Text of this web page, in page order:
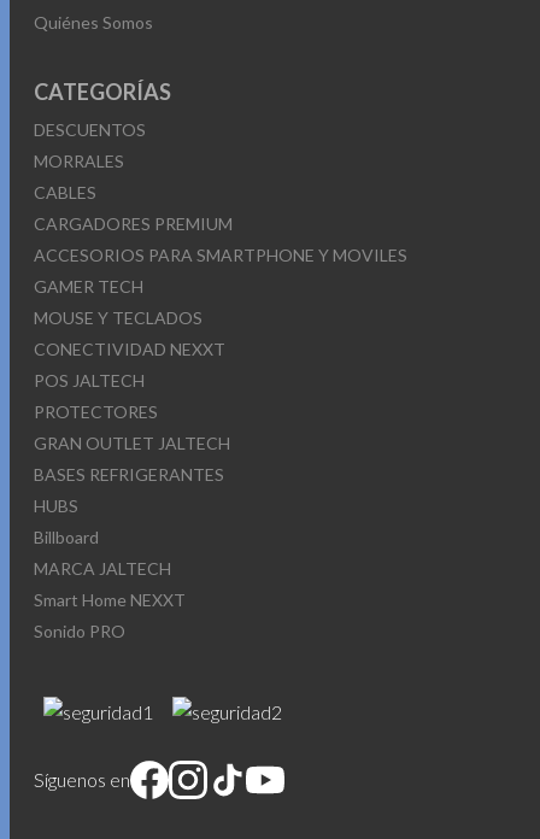
Quiénes Somos
CATEGORÍAS
DESCUENTOS
MORRALES
CABLES
CARGADORES PREMIUM
ACCESORIOS PARA SMARTPHONE Y MOVILES
GAMER TECH
MOUSE Y TECLADOS
CONECTIVIDAD NEXXT
POS JALTECH
PROTECTORES
GRAN OUTLET JALTECH
BASES REFRIGERANTES
HUBS
Billboard
MARCA JALTECH
Smart Home NEXXT
Sonido PRO
Síguenos en